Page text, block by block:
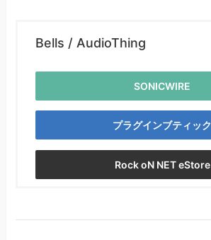
Bells / AudioThing
SONICWIRE
プラグインブティック
Rock oN NET eStore